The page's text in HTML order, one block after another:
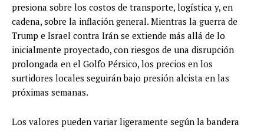
presiona sobre los costos de transporte, logística y, en
cadena, sobre la inflación general. Mientras la guerra de
Trump e Israel contra Irán se extiende más allá de lo
inicialmente proyectado, con riesgos de una disrupción
prolongada en el Golfo Pérsico, los precios en los
surtidores locales seguirán bajo presión alcista en las
próximas semanas.
Los valores pueden variar ligeramente según la bandera